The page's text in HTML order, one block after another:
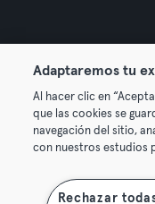
Conditions générales
Mentions légales
Se rétracter ici
Adaptaremos tu
Al hacer clic en
que las cookies se
navegación del sitio,
con nuestros estudios
Rechazar